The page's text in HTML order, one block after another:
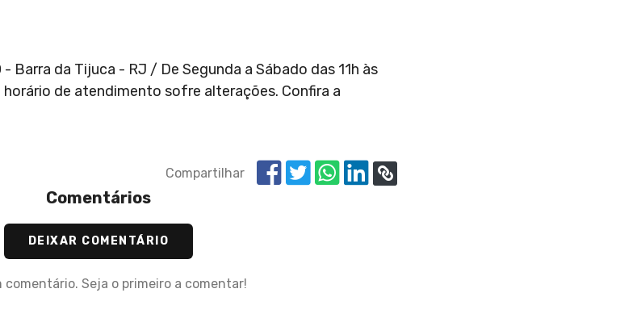
Barra da Tijuca - RJ / De Segunda a Sábado das 11h às
de atendimento sofre alterações. Confira a
Compartilhar
Comentários
DEIXAR COMENTÁRIO
comentário. Seja o primeiro a comentar!